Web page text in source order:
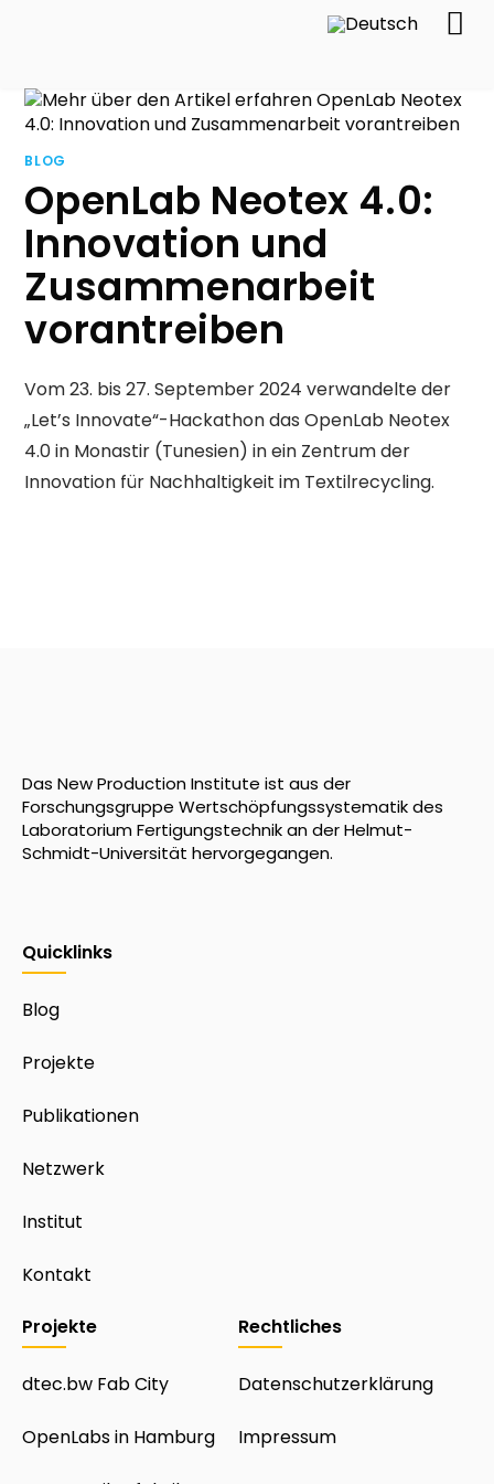
BLOG
OpenLab Neotex 4.0:
Innovation und
Zusammenarbeit
vorantreiben
Vom 23. bis 27. September 2024 verwandelte der
„Let’s Innovate“-Hackathon das OpenLab Neotex
4.0 in Monastir (Tunesien) in ein Zentrum der
Innovation für Nachhaltigkeit im Textilrecycling.
Das New Production Institute ist aus der
Forschungsgruppe Wertschöpfungssystematik des
Laboratorium Fertigungstechnik an der Helmut-
Schmidt-Universität hervorgegangen.
Quicklinks
Blog
Projekte
Publikationen
Netzwerk
Institut
Kontakt
Projekte
dtec.bw Fab City
OpenLabs in Hamburg
Rechtliches
Datenschutzerklärung
Impressum